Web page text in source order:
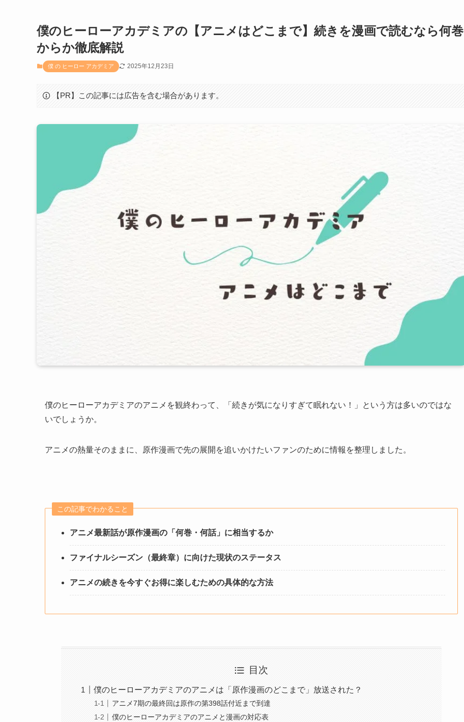
僕のヒーローアカデミアの【アニメはどこまで】続きを漫画で読むなら何巻
からか徹底解説
僕 の ヒーロー アカデミア 2025年12月23日
【PR】この記事には広告を含む場合があります。
僕のヒーローアカデミアのアニメを観終わって、「続きが気になりすぎて眠れない！」という方は多いのではな
いでしょうか。
アニメの熱量そのままに、原作漫画で先の展開を追いかけたいファンのために情報を整理しました。
この記事でわかること
アニメ最新話が原作漫画の「何巻・何話」に相当するか
ファイナルシーズン（最終章）に向けた現状のステータス
アニメの続きを今すぐお得に楽しむための具体的な方法
目次
僕のヒーローアカデミアのアニメは「原作漫画のどこまで」放送された？
アニメ7期の最終回は原作の第398話付近まで到達
僕のヒーローアカデミアのアニメと漫画の対応表